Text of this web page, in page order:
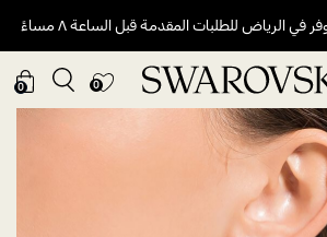
الرياض للطلبات المقدمة قبل الساعة ٨ مساءً
0
0